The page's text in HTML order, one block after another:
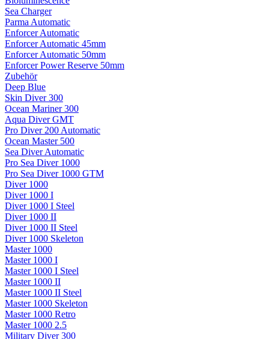
Sea Charger
Parma Automatic
Enforcer Automatic
Enforcer Automatic 45mm
Enforcer Automatic 50mm
Enforcer Power Reserve 50mm
Zubehör
Deep Blue
Skin Diver 300
Ocean Mariner 300
Aqua Diver GMT
Pro Diver 200 Automatic
Ocean Master 500
Sea Diver Automatic
Pro Sea Diver 1000
Pro Sea Diver 1000 GTM
Diver 1000
Diver 1000 I
Diver 1000 I Steel
Diver 1000 II
Diver 1000 II Steel
Diver 1000 Skeleton
Master 1000
Master 1000 I
Master 1000 I Steel
Master 1000 II
Master 1000 II Steel
Master 1000 Skeleton
Master 1000 Retro
Master 1000 2.5
Military Diver 300